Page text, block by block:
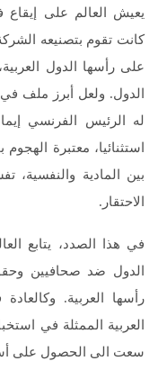
يعيش العالم على
على رأسها الدول
الدول. ولعل أبرز ملف
له الرئيس الفرنسي
استثنائيا، معتبرة
بين المادية
الاحتقار.
في هذا الصدد، يتابع
الدول ضد صحافيين
رأسها العربية.
العربية الممثلة في
سعت الى الحصول على